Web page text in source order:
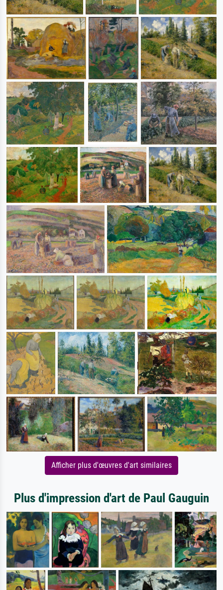
Afficher plus d'œuvres d'art similaires
Plus d'impression d'art de Paul Gauguin